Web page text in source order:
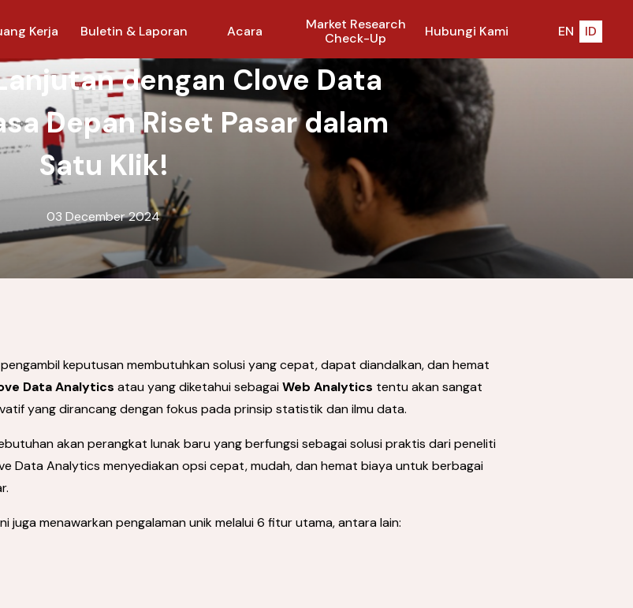
Kerja Buletin & Laporan Acara
Market Research
Check-Up
Hubungi Kami EN ID
dengan Clove Data
Depan Riset Pasar dalam
Satu Klik!
03 December 2024
keputusan membutuhkan solusi yang cepat, dapat diandalkan, dan hemat
Data Analytics atau yang diketahui sebagaiWeb Analytics tentu akan sangat
yang dirancang dengan fokus pada prinsip statistik dan ilmu data.
akan perangkat lunak baru yang berfungsi sebagai solusi praktis dari peneliti
Data Analytics menyediakan opsi cepat, mudah, dan hemat biaya untuk berbagai
juga menawarkan pengalaman unik melalui 6 fitur utama, antara lain: